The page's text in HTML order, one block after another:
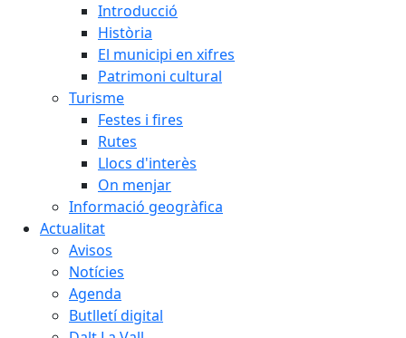
Introducció
Història
El municipi en xifres
Patrimoni cultural
Turisme
Festes i fires
Rutes
Llocs d'interès
On menjar
Informació geogràfica
Actualitat
Avisos
Notícies
Agenda
Butlletí digital